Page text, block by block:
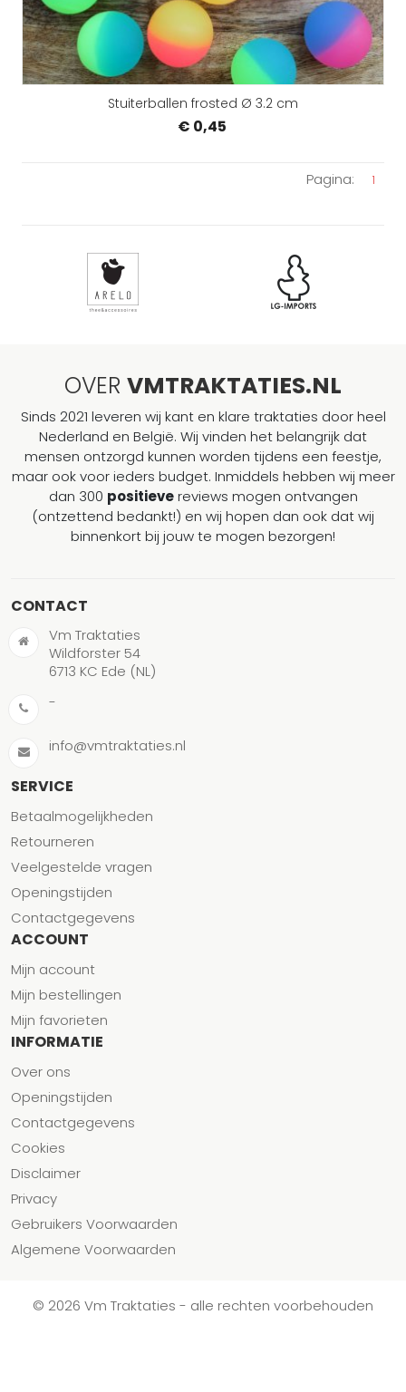
Stuiterballen frosted Ø 3.2 cm
€ 0,45
Pagina: 1
OVER VMTRAKTATIES.NL
Sinds 2021 leveren wij kant en klare traktaties door heel
Nederland en België. Wij vinden het belangrijk dat
mensen ontzorgd kunnen worden tijdens een feestje,
maar ook voor ieders budget. Inmiddels hebben wij meer
dan 300 positievereviews mogen ontvangen
(ontzettend bedankt!) en wij hopen dan ook dat wij
binnenkort bij jouw te mogen bezorgen!
CONTACT
Vm Traktaties
Wildforster 54
6713 KC Ede (NL)
-
info@vmtraktaties.nl
SERVICE
Betaalmogelijkheden
Retourneren
Veelgestelde vragen
Openingstijden
Contactgegevens
ACCOUNT
Mijn account
Mijn bestellingen
Mijn favorieten
INFORMATIE
Over ons
Openingstijden
Contactgegevens
Cookies
Disclaimer
Privacy
Gebruikers Voorwaarden
Algemene Voorwaarden
© 2026 Vm Traktaties - alle rechten voorbehouden